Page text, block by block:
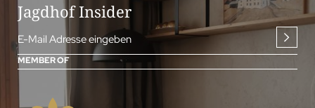
Jagdhof Insider
E-Mail Adresse eingeben
MEMBER OF